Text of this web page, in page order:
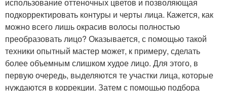
подкорректировать контуры и черты лица. Кажется, как
можно всего лишь окрасив волосы полностью
преобразовать лицо? Оказывается, с помощью такой
техники опытный мастер может, к примеру, сделать
более объемным слишком худое лицо. Для этого, в
первую очередь, выделяются те участки лица, которые
нуждаются в коррекции. Затем с помощью подбора